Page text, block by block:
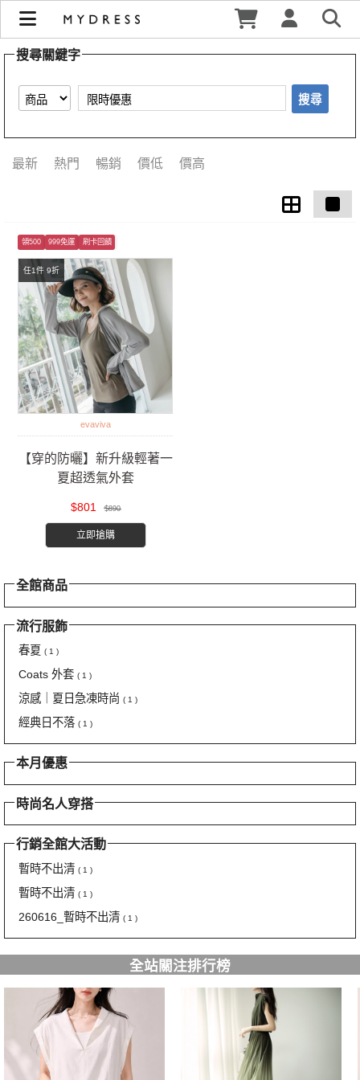
【限時優惠】搜尋結果 | MYDRESS 時裳韓風
搜尋關鍵字
搜尋
最新 熱門 暢銷 價低 價高
任1件 9折
領500 999免運 刷卡回饋
evaviva
【穿的防曬】新升級輕著一
夏超透氣外套
$801 $890
立即搶購
全館商品
流行服飾
春夏 ( 1 )
Coats 外套 ( 1 )
涼感｜夏日急凍時尚 ( 1 )
經典日不落 ( 1 )
本月優惠
時尚名人穿搭
行銷全館大活動
暫時不出清 ( 1 )
暫時不出清 ( 1 )
260616_暫時不出清 ( 1 )
全站關注排行榜